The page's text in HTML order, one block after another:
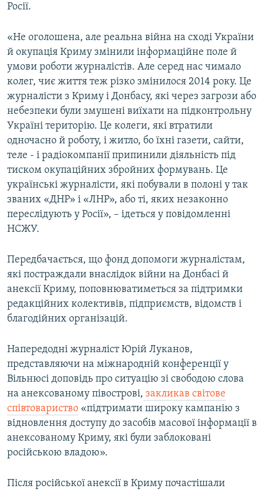
Росії.
«Не оголошена, але реальна війна на сході України
й окупація Криму змінили інформаційне поле й
умови роботи журналістів. Але серед нас чимало
колег, чиє життя теж різко змінилося 2014 року. Це
журналісти з Криму і Донбасу, які через загрози або
небезпеки були змушені виїхати на підконтрольну
Україні територію. Це колеги, які втратили
одночасно й роботу, і житло, бо їхні газети, сайти,
теле - і радіокомпанії припинили діяльність під
тиском окупаційних збройних формувань. Це
українські журналісти, які побували в полоні у так
званих «ДНР» і «ЛНР», або ті, яких незаконно
переслідують у Росії», – ідеться у повідомленні
НСЖУ.
Передбачається, що фонд допомоги журналістам,
які постраждали внаслідок війни на Донбасі й
анексії Криму, поповнюватиметься за підтримки
редакційних колективів, підприємств, відомств і
благодійних організацій.
Напередодні журналіст Юрій Луканов,
представляючи на міжнародній конференції у
Вільнюсі доповідь про ситуацію зі свободою слова
на анексованому півострові, закликав світове
співтовариство «підтримати широку кампанію з
відновлення доступу до засобів масової інформації в
анексованому Криму, які були заблоковані
російською владою».
Після російської анексії в Криму почастішали